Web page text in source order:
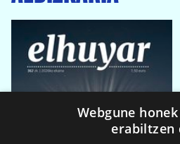
Webgune
erabiltzen